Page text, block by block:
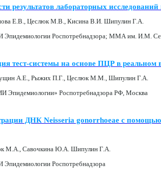
результатов лабораторных
Е.В., Цеслюк М.В., Кисина В.И. Шипулин Г.А.
Роспотребнадзора; ММА им. И.М.
тест-системы на основе ПЦР в
А.Е., Рыжих П.Г., Цеслюк М.М., Шипулин Г.А.
Роспотребнадзора РФ, Москва
ДНК Neisseria gonorrhoeae с
М.А., Савочкина Ю.А. Шипулин Г.А.
Роспотребнадзора